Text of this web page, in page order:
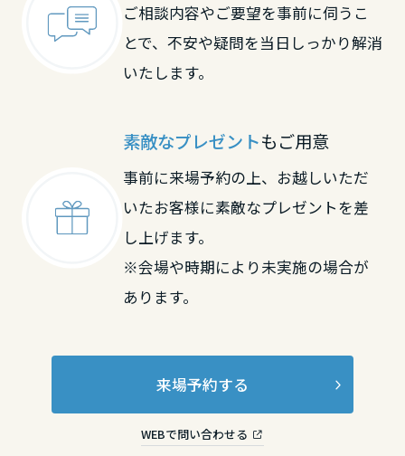
ご相談内容やご要望を事前に伺うこ
とで、不安や疑問を当日しっかり解消
いたします。
素敵なプレゼントもご用意
事前に来場予約の上、お越しいただ
いたお客様に素敵なプレゼントを差
し上げます。
※会場や時期により未実施の場合が
あります。
来場予約する
WEBで問い合わせる
長崎県